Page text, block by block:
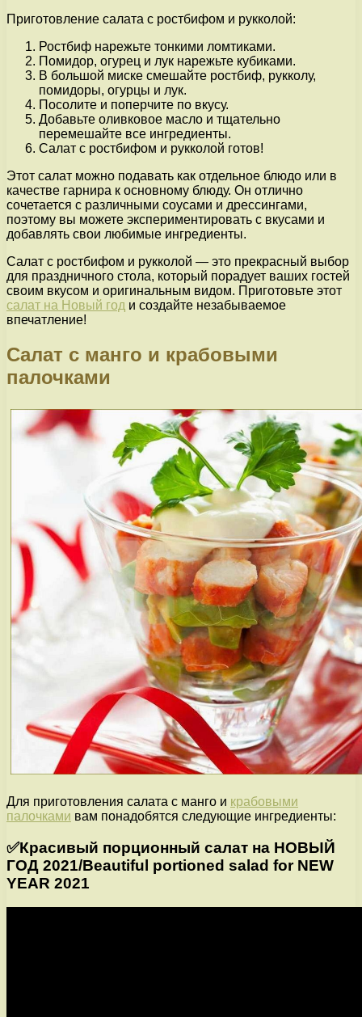
Приготовление салата с ростбифом и рукколой:
Ростбиф нарежьте тонкими ломтиками.
Помидор, огурец и лук нарежьте кубиками.
В большой миске смешайте ростбиф, рукколу,
помидоры, огурцы и лук.
Посолите и поперчите по вкусу.
Добавьте оливковое масло и тщательно
перемешайте все ингредиенты.
Салат с ростбифом и рукколой готов!
Этот салат можно подавать как отдельное блюдо или в
качестве гарнира к основному блюду. Он отлично
сочетается с различными соусами и дрессингами,
поэтому вы можете экспериментировать с вкусами и
добавлять свои любимые ингредиенты.
Салат с ростбифом и рукколой — это прекрасный выбор
для праздничного стола, который порадует ваших гостей
своим вкусом и оригинальным видом. Приготовьте этот
салат на Новый год и создайте незабываемое
впечатление!
Салат с манго и крабовыми
палочками
Для приготовления салата с манго и крабовыми
палочками вам понадобятся следующие ингредиенты:
✅Красивый порционный салат на НОВЫЙ
ГОД 2021/Beautiful portioned salad for NEW
YEAR 2021